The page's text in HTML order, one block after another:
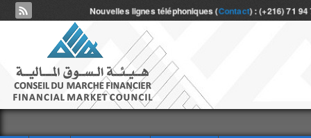
Nouvelles lignes téléphoniques (Contact) : (+216) 71